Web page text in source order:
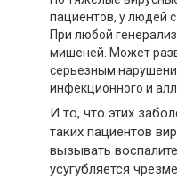
пациентов, у людей
При любой
мишеней. Может
серьезным
инфекционного и
И то, что этих
таких пациентов
вызывать
усугубляется